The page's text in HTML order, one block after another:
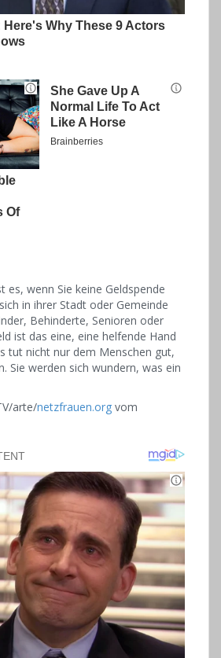
es, wenn Sie keine Geldspende
in ihrer Stadt oder Gemeinde
Behinderte, Senioren oder
ist das eine, eine helfende Hand
tut nicht nur dem Menschen gut,
Sie werden sich wundern, was ein
arte/netzfrauen.org vom